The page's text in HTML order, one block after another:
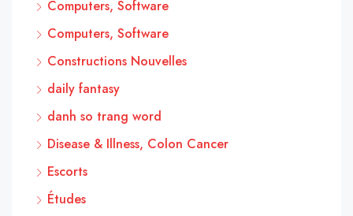
Computers, Software
Computers, Software
Constructions Nouvelles
daily fantasy
danh so trang word
Disease & Illness, Colon Cancer
Escorts
Études